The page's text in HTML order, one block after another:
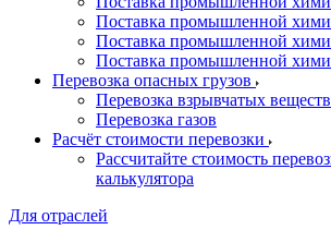
Поставка промышленной
Поставка промышленной
Поставка промышленной
Перевозка опасных грузов
Перевозка взрывчатых
Перевозка газов
Расчёт стоимости перевозки
Рассчитайте стоимость
калькулятора
Для отраслей